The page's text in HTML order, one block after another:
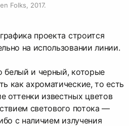
Folks, 2017.
проекта строится
на использовании линии.
белый и черный, которые
как ахроматические, то есть
оттенки известных цветов
светового потока —
с наличием излучения